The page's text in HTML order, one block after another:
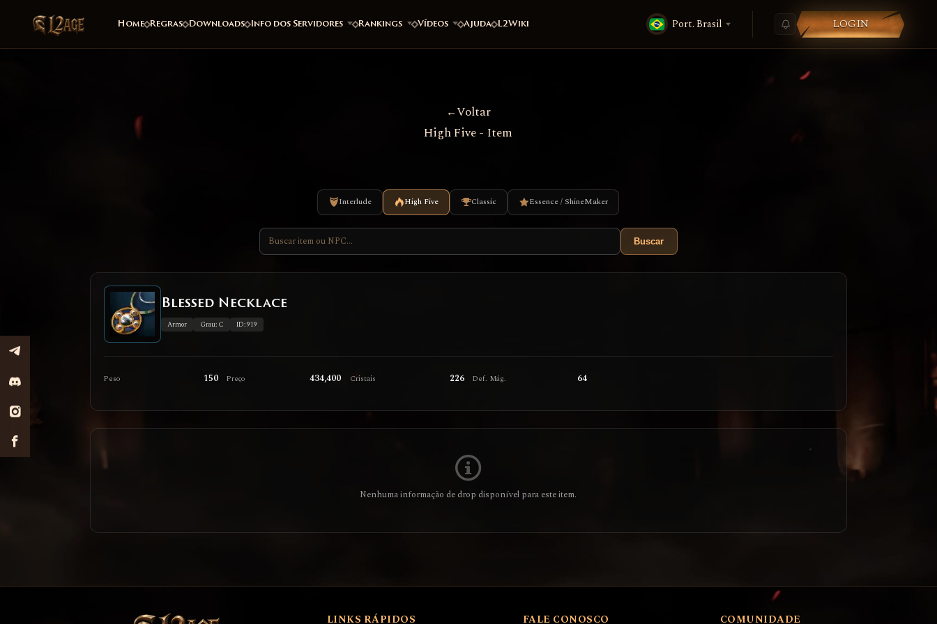
Home Regras Downloads Info dos Servidores Rankings Vídeos Ajuda L2Wiki Port. Brasil LOGIN
Voltar
High Five - Item
Interlude High Five Classic Essence / ShineMaker
Buscar
Blessed Necklace
Armor Grau: C ID: 919
Peso 150 Preço 434,400 Cristais 226 Def. Mág. 64
Nenhuma informação de drop disponível para este item.
LINKS RÁPIDOS FALE CONOSCO COMUNIDADE